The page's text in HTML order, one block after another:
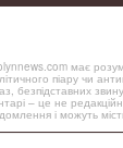
має
піару чи
безпідставних
– це не
і можуть